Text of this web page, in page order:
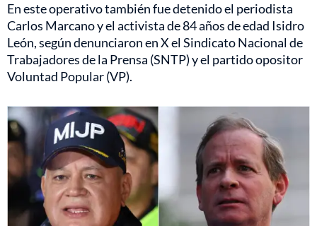
En este operativo también fue detenido el periodista
Carlos Marcano y el activista de 84 años de edad Isidro
León, según denunciaron en X el Sindicato Nacional de
Trabajadores de la Prensa (SNTP) y el partido opositor
Voluntad Popular (VP).